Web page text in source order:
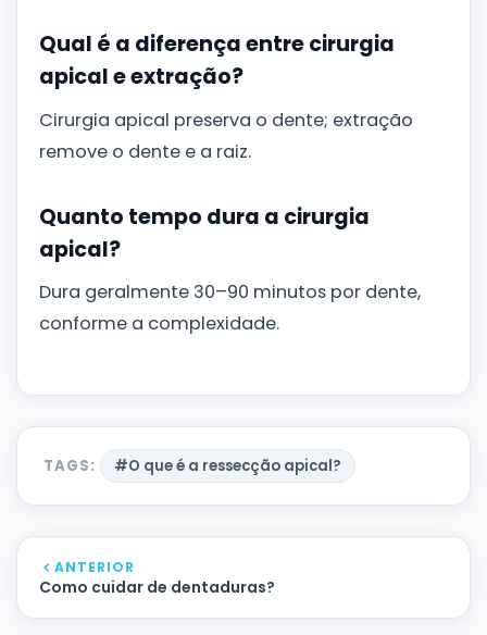
Qual é a diferença entre cirurgia
apical e extração?
Cirurgia apical preserva o dente; extração
remove o dente e a raiz.
Quanto tempo dura a cirurgia
apical?
Dura geralmente 30–90 minutos por dente,
conforme a complexidade.
TAGS: #O que é a ressecção apical?
ANTERIOR
Como cuidar de dentaduras?